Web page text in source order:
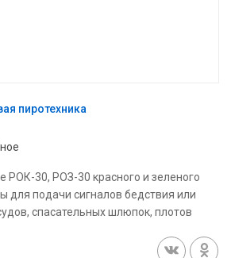
пиротехника
РОК-30, РОЗ-30 красного и зеленого
для подачи сигналов бедствия или
спасательных шлюпок, плотов